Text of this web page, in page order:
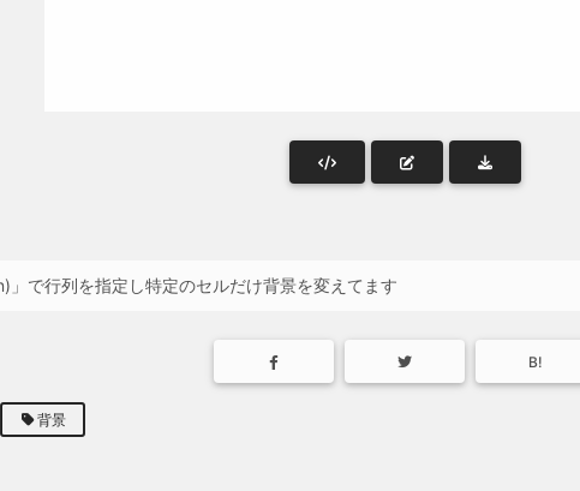
で行列を指定し特定のセルだけ背景を変えてます
B!
背景